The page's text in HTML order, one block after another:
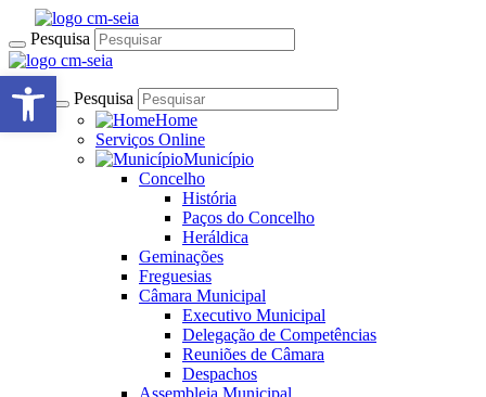
Pesquisa
Pesquisa
Home
Serviços Online
Município
Concelho
História
Paços do Concelho
Heráldica
Geminações
Freguesias
Câmara Municipal
Executivo Municipal
Delegação de Competências
Reuniões de Câmara
Despachos
Assembleia Municipal
Open toolbar